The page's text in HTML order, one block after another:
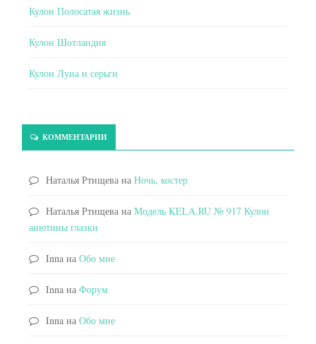
Кулон Полосатая жизнь
Кулон Шотландия
Кулон Луна и серьги
КОММЕНТАРИИ
Наталья Ртищева на Ночь, костер
Наталья Ртищева на Модель KELA.RU № 917 Кулон
анютины глазки
Inna на Обо мне
Inna на Форум
Inna на Обо мне